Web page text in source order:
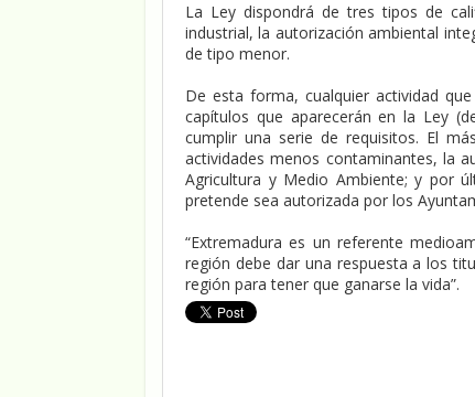
La Ley dispondrá de tres tipos de
industrial, la autorización ambiental
de tipo menor.
De esta forma, cualquier actividad
capítulos que aparecerán en la Ley
cumplir una serie de requisitos. El
actividades menos contaminantes, la
Agricultura y Medio Ambiente; y por
pretende sea autorizada por los
“Extremadura es un referente
región debe dar una respuesta a los
región para tener que ganarse la vida”.